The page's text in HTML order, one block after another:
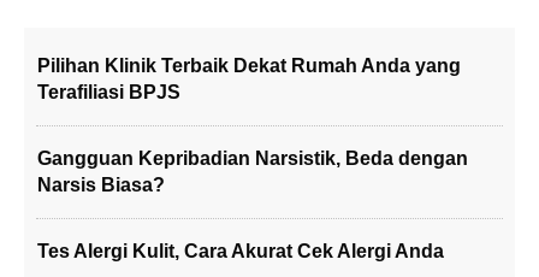
Pilihan Klinik Terbaik Dekat Rumah Anda yang
Terafiliasi BPJS
Gangguan Kepribadian Narsistik, Beda dengan
Narsis Biasa?
Tes Alergi Kulit, Cara Akurat Cek Alergi Anda